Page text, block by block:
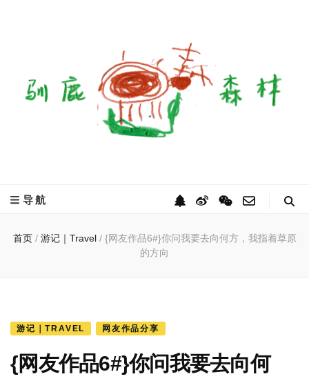
导航
首页 / 游记｜Travel / {网友作品6#}你问我要去向何方，我指着草原
的方向
游记｜TRAVEL 网友作品分享
{网友作品6#}你问我要去向何